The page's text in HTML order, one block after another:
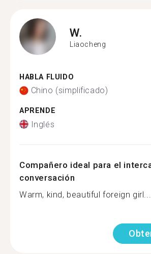
W.
Liaocheng
HABLA FLUIDO
Chino (simplificado)
APRENDE
Inglés
Compañero ideal para el
conversación
Warm, kind, beautiful foreign girl...